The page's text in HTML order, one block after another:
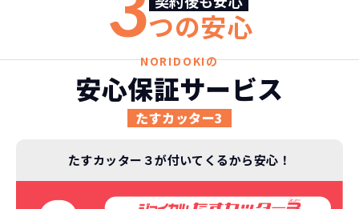
つの安心
NORIDOKIの
安心保証サービス
たすカッター3
たすカッター３が付いてくるから安心！